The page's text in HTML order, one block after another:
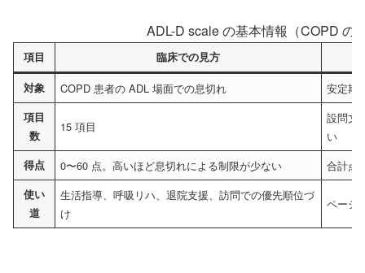
ADL-D scale の基本情報（COPD の
項目 臨床での見方
対象 COPD 患者の ADL 場面での息切れ 安定期
項目
数
15 項目
設問文
い
得点 0〜60 点。高いほど息切れによる制限が少ない 合計点
使い
道
生活指導、呼吸リハ、退院支援、訪問での優先順位づ
け
ペーシ